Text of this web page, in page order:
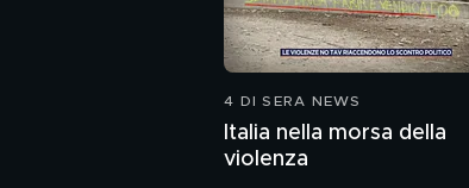
4 DI SERA NEWS
Italia nella morsa della
violenza